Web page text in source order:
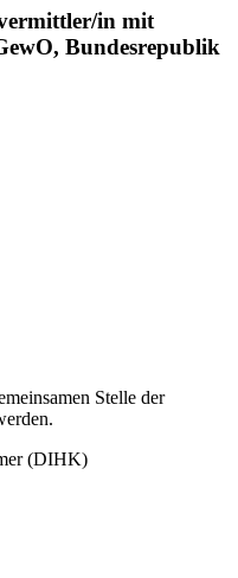
in mit
Bundesrepublik
Stelle der
(DIHK)